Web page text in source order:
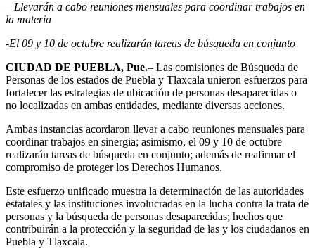
– Llevarán a cabo reuniones mensuales para coordinar trabajos en
la materia
-El 09 y 10 de octubre realizarán tareas de búsqueda en conjunto
CIUDAD DE PUEBLA, Pue.– Las comisiones de Búsqueda de
Personas de los estados de Puebla y Tlaxcala unieron esfuerzos para
fortalecer las estrategias de ubicación de personas desaparecidas o
no localizadas en ambas entidades, mediante diversas acciones.
Ambas instancias acordaron llevar a cabo reuniones mensuales para
coordinar trabajos en sinergia; asimismo, el 09 y 10 de octubre
realizarán tareas de búsqueda en conjunto; además de reafirmar el
compromiso de proteger los Derechos Humanos.
Este esfuerzo unificado muestra la determinación de las autoridades
estatales y las instituciones involucradas en la lucha contra la trata de
personas y la búsqueda de personas desaparecidas; hechos que
contribuirán a la protección y la seguridad de las y los ciudadanos en
Puebla y Tlaxcala.